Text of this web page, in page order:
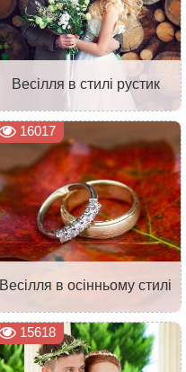
Весілля в стилі рустик
16017
Весілля в осінньому стилі
15618